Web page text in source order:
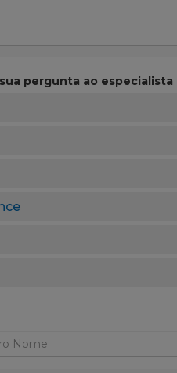
pergunta ao